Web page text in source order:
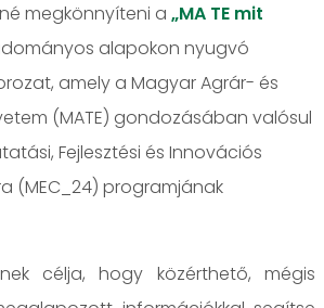
megkönnyíteni a „MA TE mit
alapokon nyugvó
amely a Magyar Agrár- és
(MATE) gondozásában valósul
Fejlesztési és Innovációs
(MEC_24) programjának
célja, hogy közérthető, mégis